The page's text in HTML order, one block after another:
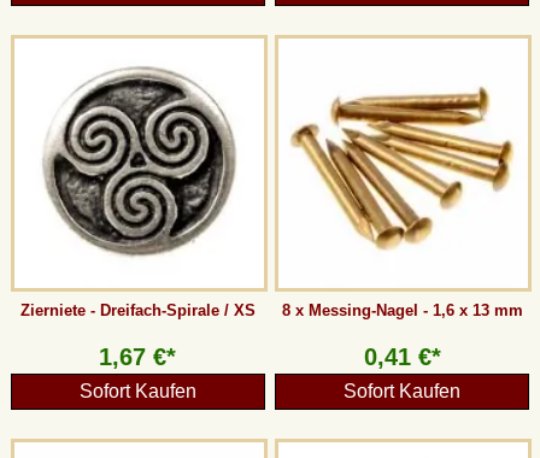
Zierniete - Dreifach-Spirale / XS
1,67 €*
Sofort Kaufen
8 x Messing-Nagel - 1,6 x 13 mm
0,41 €*
Sofort Kaufen